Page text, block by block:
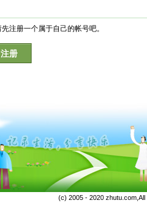
注册一个属于自己的帐号吧。
册
(c) 2005 - 2020